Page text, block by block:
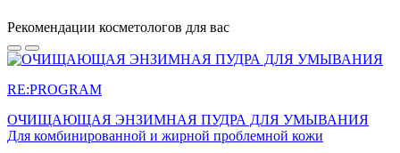
Рекомендации косметологов для вас
RE:PROGRAM
ОЧИЩАЮЩАЯ ЭНЗИМНАЯ ПУДРА ДЛЯ УМЫВАНИЯ
Для комбинированной и жирной проблемной кожи